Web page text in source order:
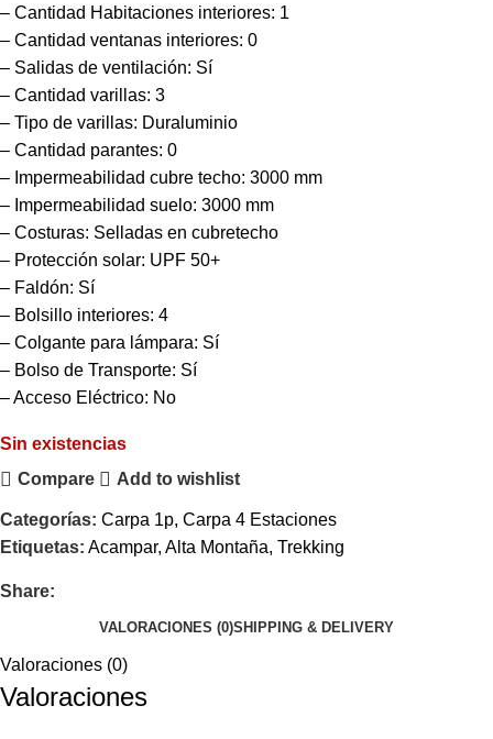
– Cantidad Habitaciones interiores: 1
– Cantidad ventanas interiores: 0
– Salidas de ventilación: Sí
– Cantidad varillas: 3
– Tipo de varillas: Duraluminio
– Cantidad parantes: 0
– Impermeabilidad cubre techo: 3000 mm
– Impermeabilidad suelo: 3000 mm
– Costuras: Selladas en cubretecho
– Protección solar: UPF 50+
– Faldón: Sí
– Bolsillo interiores: 4
– Colgante para lámpara: Sí
– Bolso de Transporte: Sí
– Acceso Eléctrico: No
Sin existencias
Compare
Add to wishlist
Categorías: Carpa 1p, Carpa 4 Estaciones
Etiquetas: Acampar, Alta Montaña, Trekking
Share:
VALORACIONES (0)SHIPPING & DELIVERY
Valoraciones (0)
Valoraciones